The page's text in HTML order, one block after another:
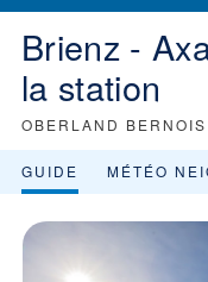
Brienz -
la station
OBERLAND BERNOIS
GUIDE MÉTÉO